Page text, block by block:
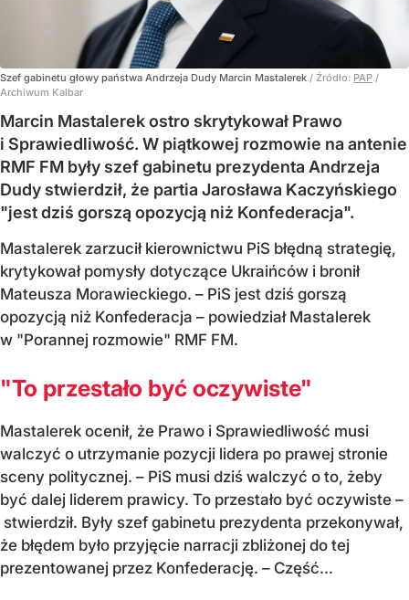
Szef gabinetu głowy państwa Andrzeja Dudy Marcin Mastalerek / Źródło: PAP /
Archiwum Kalbar
Marcin Mastalerek ostro skrytykował Prawo
i Sprawiedliwość. W piątkowej rozmowie na antenie
RMF FM były szef gabinetu prezydenta Andrzeja
Dudy stwierdził, że partia Jarosława Kaczyńskiego
"jest dziś gorszą opozycją niż Konfederacja".
Mastalerek zarzucił kierownictwu PiS błędną strategię,
krytykował pomysły dotyczące Ukraińców i bronił
Mateusza Morawieckiego. – PiS jest dziś gorszą
opozycją niż Konfederacja – powiedział Mastalerek
w "Porannej rozmowie" RMF FM.
"To przestało być oczywiste"
Mastalerek ocenił, że Prawo i Sprawiedliwość musi
walczyć o utrzymanie pozycji lidera po prawej stronie
sceny politycznej. – PiS musi dziś walczyć o to, żeby
być dalej liderem prawicy. To przestało być oczywiste –
stwierdził. Były szef gabinetu prezydenta przekonywał,
że błędem było przyjęcie narracji zbliżonej do tej
prezentowanej przez Konfederację. – Część...